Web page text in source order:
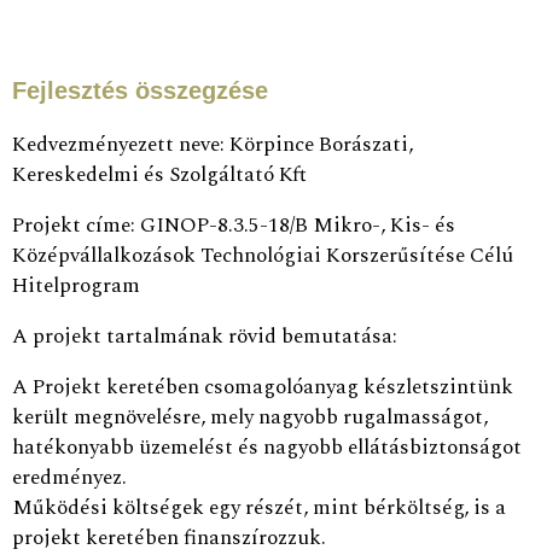
Fejlesztés összegzése
Kedvezményezett neve: Körpince Borászati,
Kereskedelmi és Szolgáltató Kft
Projekt címe: GINOP-8.3.5-18/B Mikro-, Kis- és
Középvállalkozások Technológiai Korszerűsítése Célú
Hitelprogram
A projekt tartalmának rövid bemutatása:
A Projekt keretében csomagolóanyag készletszintünk
került megnövelésre, mely nagyobb rugalmasságot,
hatékonyabb üzemelést és nagyobb ellátásbiztonságot
eredményez.
Működési költségek egy részét, mint bérköltség, is a
projekt keretében finanszírozzuk.